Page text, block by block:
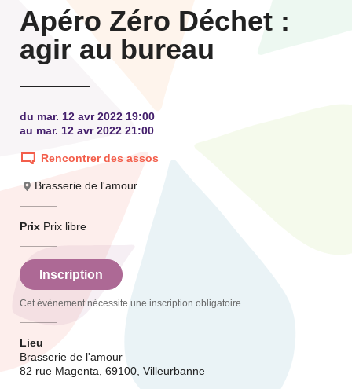
Apéro Zéro Déchet :
agir au bureau
du mar. 12 avr 2022 19:00
au mar. 12 avr 2022 21:00
Rencontrer des assos
Brasserie de l'amour
Prix Prix libre
Inscription
Cet évènement nécessite une inscription obligatoire
Lieu
Brasserie de l'amour
82 rue Magenta, 69100, Villeurbanne